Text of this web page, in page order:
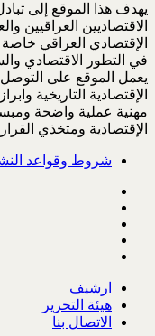
يهدف هذا الموقع إلى
الاقتصاديين العراقيين
الإقتصادي العراقي
في التطور الاقتصادي
يعمل الموقع على
الإقتصادية التاريخية
مهنية عملية واضحة
الإقتصادية ومتخذي
شروط وقواعد
ارشيف
هيئة التحرير
الاتصال بنا